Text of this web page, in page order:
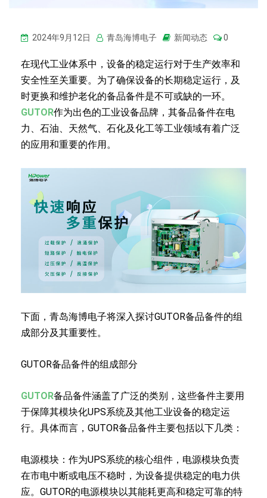
2024年9月12日 青岛海博电子 新闻动态 0
在现代工业体系中，设备的稳定运行对于生产效率和
安全性至关重要。为了确保设备的长期稳定运行，及
时更换和维护老化的备品备件是不可或缺的一环。
GUTOR作为出色的工业设备品牌，其备品备件在电
力、石油、天然气、石化及化工等工业领域有着广泛
的应用和重要的作用。
下面，青岛海博电子将深入探讨GUTOR备品备件的组
成部分及其重要性。
GUTOR备品备件的组成部分
GUTOR备品备件涵盖了广泛的类别，这些备件主要用
于保障其模块化UPS系统及其他工业设备的稳定运
行。具体而言，GUTOR备品备件主要包括以下几类：
电源模块：作为UPS系统的核心组件，电源模块负责
在市电中断或电压不稳时，为设备提供稳定的电力供
应。GUTOR的电源模块以其能耗更高和稳定可靠的特